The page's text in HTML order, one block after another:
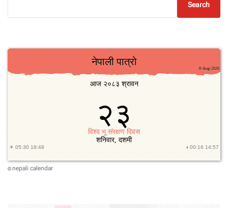
Search
© nepali calendar